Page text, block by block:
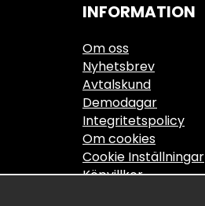
INFORMATION
Om oss
Nyhetsbrev
Avtalskund
Demodagar
Integritetspolicy
Om cookies
Cookie Inställningar
Köpvillkor